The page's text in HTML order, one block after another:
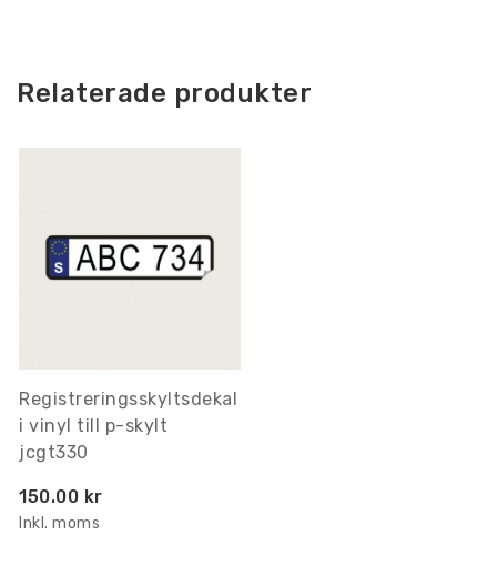
Relaterade produkter
Registreringsskyltsdekal
i vinyl till p-skylt
jcgt330
150.00 kr
Inkl. moms